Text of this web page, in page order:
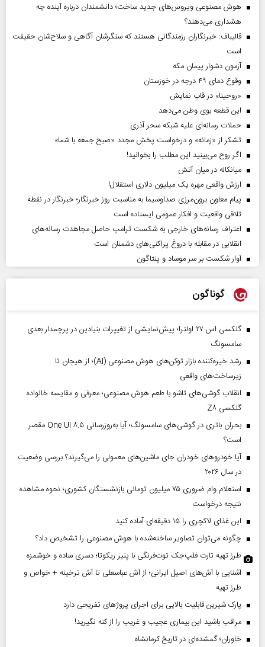
هوش مصنوعی ویروس‌های جدید ساخت؛ دانشمندان درباره آینده چه
هشداری می‌دهند؟
قالیباف: خبرنگاران رزمندگانی هستند که سنگرشان آگاهی و سلاح‌شان حقیقت
است
آزمون دشوار پیمان مکه
وقوع دمای ۴۹ درجه در خوزستان
«روحینا» در قاب نمایش
این قطعه بوی وطن می‌دهد
حملات رسانه‌ای علیه شبکه سحر آذری
تشکر از «زمانه» و درخواست پخش مجدد «صبح جمعه با شما»
اگر روح می‌بینید این مطلب را بخوانید!
میانکاله در میان آتش
ارزش واقعی مهره یک میلیون دلاری استقلال!
پیام معاون برون‌مرزی صداوسیما به مناسبت روز خبرنگار؛ خبرنگار در نقطه
تلاقی واقعیت و افکار عمومی ایستاده است
اعتراف رسانه‌های خارجی به شکست ترامپ حاصل مجاهدت رسانه‌های
انقلابی در مقابله با دروغ پراکنی‌های دشمنان است
آوار شکست بر سر موساد و پنتاگون
گوناگون
گلکسی اس ۲۷ اولترا؛ پیش‌نمایشی از تغییرات بنیادین در پرچمدار بعدی
سامسونگ
رشد خیره‌کننده بازار توکن‌های هوش مصنوعی (AI)؛ از هیجان تا
زیرساخت‌های واقعی
انقلاب گوشی‌های تاشو‌ با طعم هوش مصنوعی؛ معرفی و مقایسه خانواده
گلکسی Z۸
بحران باتری در گوشی‌های سامسونگ؛ آیا به‌روزرسانی One UI ۸.۵ مقصر
است؟
آیا خودروهای خودران جای ماشین‌های معمولی را می‌گیرند؟ بررسی وضعیت
در سال ۲۰۲۶
استعلام وام ضروری ۷۵ میلیون تومانی بازنشستگان کشوری؛ نحوه مشاهده
نتیجه درخواست
این غذای لاکچری را ۱۵ دقیقه‌ای آماده کنید
چگونه می‌توان تصاویر ساخته‌شده با هوش مصنوعی را تشخیص داد؟
طرز تهیه تارت فلپ‌جک توت‌فرنگی با پنیر ریکوتا؛ دسری ساده و خوشمزه
آشنایی با آش‌های اصیل ایرانی؛ از آش عباسعلی تا آش ترخینه + خواص و
طرز تهیه
پارک شیرین قابلیت‌ بالایی برای اجرای پروژهای تفریحی دارد
مراقب باشید این بیماری عجیب و غریب را از کنه نگیرید!
خاوران؛ گمشده‌ای در تاریخ کرمانشاه